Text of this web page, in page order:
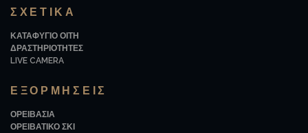
ΣΧΕΤΙΚΆ
ΚΑΤΑΦΥΓΙΟ ΟΙΤΗ
ΔΡΑΣΤΗΡΙΟΤΗΤΕΣ
LIVE CAMERA
ΕΞΟΡΜΗΣΕΙΣ
ΟΡΕΙΒΑΣΙΑ
ΟΡΕΙΒΑΤΙΚΟ ΣΚΙ